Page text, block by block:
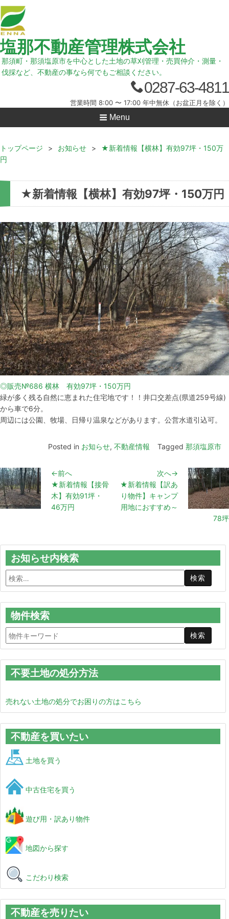
塩那不動産管理株式会社
那須町・那須塩原市を中心とした土地の草刈管理・売買仲介・測量・
伐採など、不動産の事なら何でもご相談ください。
0287-63-4811
営業時間 8:00 〜 17:00 年中無休（お盆正月を除く）
Menu
トップページ > お知らせ >
★新着情報【横林】有効97坪・150万
円
★新着情報【横林】有効97坪・150万円
◎販売№686 横林 有効97坪・150万円
緑が多く残る自然に恵まれた住宅地です！！井口交差点(県道259号線)
から車で6分。
周辺には公園、牧場、日帰り温泉などがあります。公営水道引込可。
Posted in お知らせ, 不動産情報 Tagged 那須塩原市
←前へ
★新着情報【接骨
木】有効91坪・
46万円
次へ→
★新着情報【訳あ
り物件】キャンプ
用地におすすめ～
78坪
お知らせ内検索
物件検索
不要土地の処分方法
売れない土地の処分でお困りの方はこちら
不動産を買いたい
土地を買う
中古住宅を買う
遊び用・訳あり物件
地図から探す
こだわり検索
不動産を売りたい